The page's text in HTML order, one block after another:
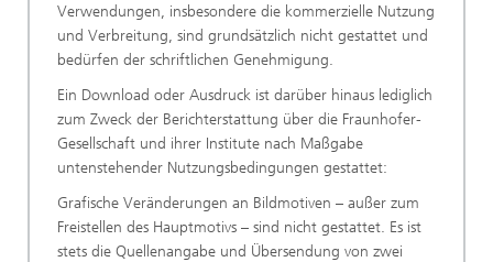
Verwendungen, insbesondere die kommerzielle Nutzung
und Verbreitung, sind grundsätzlich nicht gestattet und
bedürfen der schriftlichen Genehmigung.
Ein Download oder Ausdruck ist darüber hinaus lediglich
zum Zweck der Berichterstattung über die Fraunhofer-
Gesellschaft und ihrer Institute nach Maßgabe
untenstehender Nutzungsbedingungen gestattet:
Grafische Veränderungen an Bildmotiven – außer zum
Freistellen des Hauptmotivs – sind nicht gestattet. Es ist
stets die Quellenangabe und Übersendung von zwei